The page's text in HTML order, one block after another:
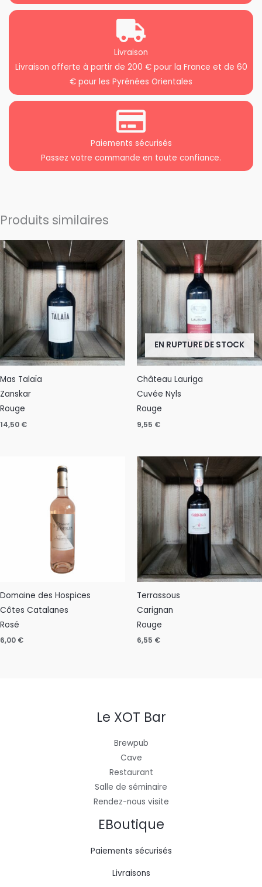
Livraison
Livraison offerte à partir de 200 € pour la France et de 60
€ pour les Pyrénées Orientales
Paiements sécurisés
Passez votre commande en toute confiance.
Produits similaires
Mas Talaïa
Zanskar
Rouge
14,50 €
EN RUPTURE DE STOCK
Château Lauriga
Cuvée Nyls
Rouge
9,55 €
Domaine des Hospices
Côtes Catalanes
Rosé
6,00 €
Terrassous
Carignan
Rouge
6,55 €
Le XOT Bar
Brewpub
Cave
Restaurant
Salle de séminaire
Rendez-nous visite
EBoutique
Paiements sécurisés
Livraisons